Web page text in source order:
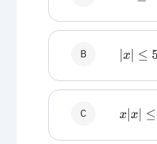
B x| 5
C x| x|≤ 25